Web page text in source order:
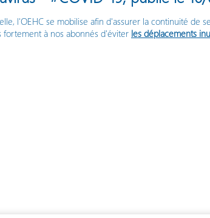
l'OEHC se mobilise afin d'assurer la continuité de
fortement à nos abonnés d'éviter les déplacements